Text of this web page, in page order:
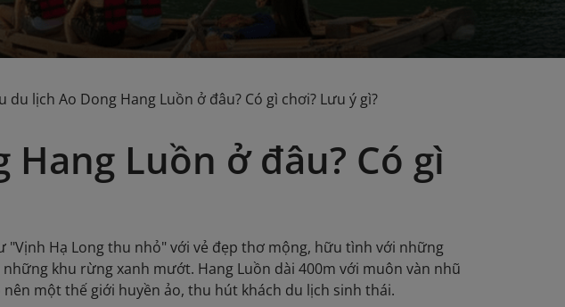
du lịch Ao Dong Hang Luồn ở đâu? Có gì chơi? Lưu ý gì?
Luồn ở đâu? Có gì
"Vịnh Hạ Long thu nhỏ" với vẻ đẹp thơ mộng, hữu tình với những
khu rừng xanh mướt. Hang Luồn dài 400m với muôn vàn nhũ
một thế giới huyền ảo, thu hút khách du lịch sinh thái.